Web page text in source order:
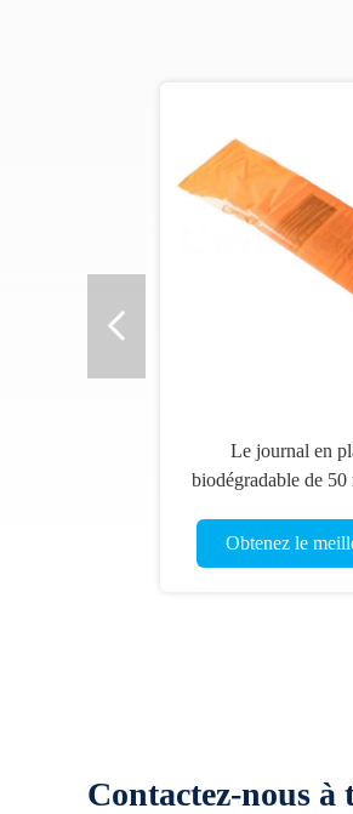
Le journal en
biodégradable de 50
Obtenez le
Contactez-nous à